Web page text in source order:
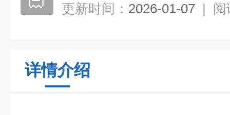
更新时间： 2026-01-07 | 阅
详情介绍